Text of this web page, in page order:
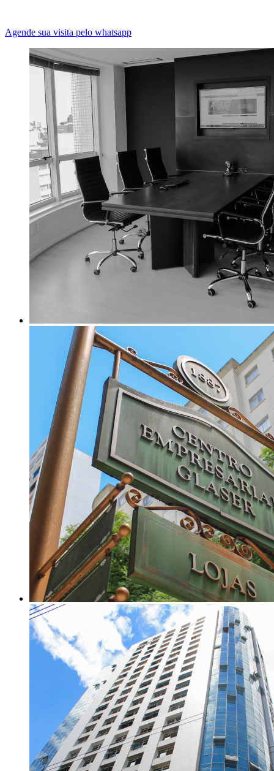
Agende sua visita pelo whatsapp